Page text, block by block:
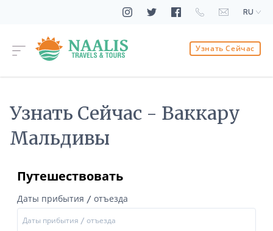
RU
Узнать Сейчас
Узнать Сейчас - Ваккару
Мальдивы
Путешествовать
Даты прибытия / отъезда